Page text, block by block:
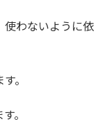
使わないように依
。
。